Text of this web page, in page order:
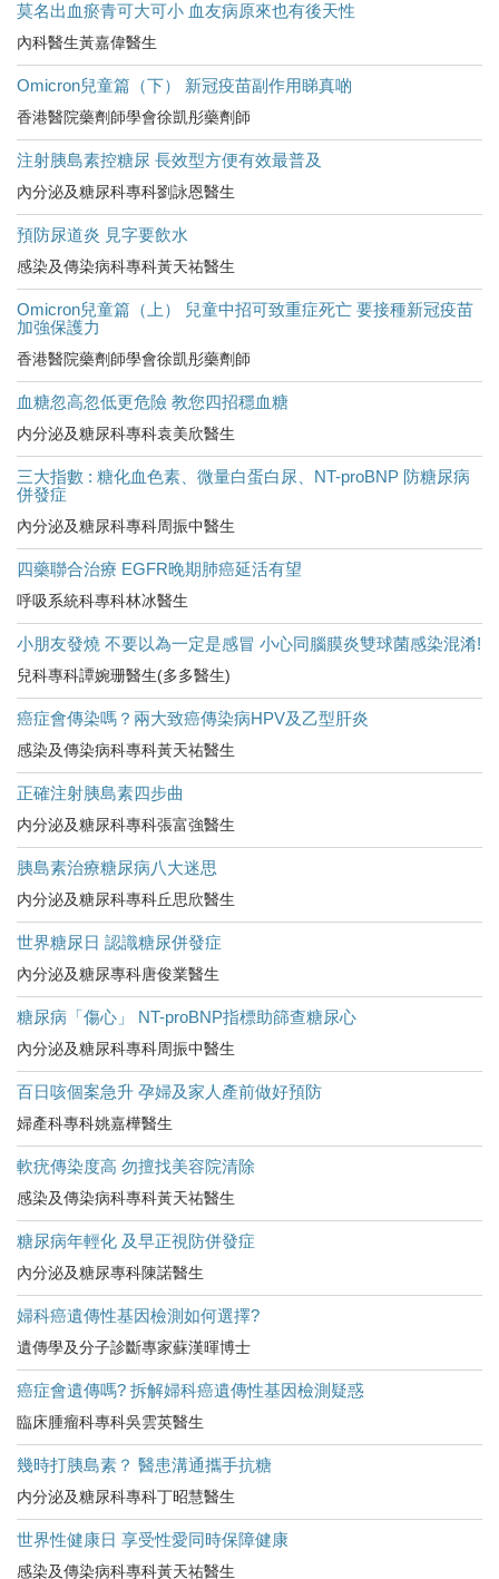
莫名出血瘀青可大可小 血友病原來也有後天性
內科醫生黃嘉偉醫生
Omicron兒童篇（下） 新冠疫苗副作用睇真啲
香港醫院藥劑師學會徐凱彤藥劑師
注射胰島素控糖尿 長效型方便有效最普及
內分泌及糖尿科專科劉詠恩醫生
預防尿道炎 見字要飲水
感染及傳染病科專科黃天祐醫生
Omicron兒童篇（上） 兒童中招可致重症死亡 要接種新冠疫苗
加強保護力
香港醫院藥劑師學會徐凱彤藥劑師
血糖忽高忽低更危險 教您四招穩血糖
内分泌及糖尿科專科袁美欣醫生
三大指數 : 糖化血色素、微量白蛋白尿、NT-proBNP 防糖尿病
併發症
內分泌及糖尿科專科周振中醫生
四藥聯合治療 EGFR晚期肺癌延活有望
呼吸系統科專科林冰醫生
小朋友發燒 不要以為一定是感冒 小心同腦膜炎雙球菌感染混淆!
兒科專科譚婉珊醫生(多多醫生)
癌症會傳染嗎？兩大致癌傳染病HPV及乙型肝炎
感染及傳染病科專科黃天祐醫生
正確注射胰島素四步曲
内分泌及糖尿科專科張富強醫生
胰島素治療糖尿病八大迷思
内分泌及糖尿科專科丘思欣醫生
世界糖尿日 認識糖尿併發症
內分泌及糖尿專科唐俊業醫生
糖尿病「傷心」 NT-proBNP指標助篩查糖尿心
內分泌及糖尿科專科周振中醫生
百日咳個案急升 孕婦及家人產前做好預防
婦產科專科姚嘉樺醫生
軟疣傳染度高 勿擅找美容院清除
感染及傳染病科專科黃天祐醫生
糖尿病年輕化 及早正視防併發症
內分泌及糖尿專科陳諾醫生
婦科癌遺傳性基因檢測如何選擇?
遺傳學及分子診斷專家蘇漢暉博士
癌症會遺傳嗎? 拆解婦科癌遺傳性基因檢測疑惑
臨床腫瘤科專科吳雲英醫生
幾時打胰島素？ 醫患溝通攜手抗糖
内分泌及糖尿科專科丁昭慧醫生
世界性健康日 享受性愛同時保障健康
感染及傳染病科專科黃天祐醫生